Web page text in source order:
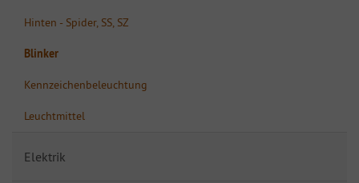
Hinten - Spider, SS, SZ
Blinker
Kennzeichenbeleuchtung
Leuchtmittel
Elektrik